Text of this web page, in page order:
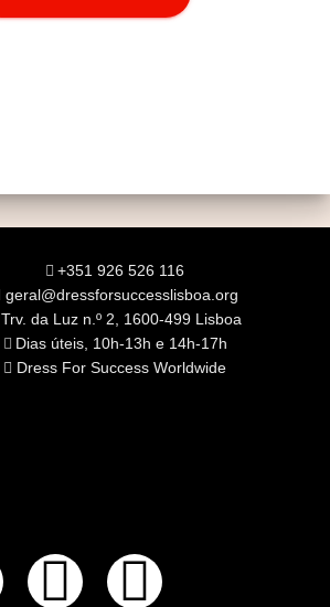
+351 926 526 116
geral@dressforsuccesslisboa.org
Trv. da Luz n.º 2, 1600-499 Lisboa
Dias úteis, 10h-13h e 14h-17h
Dress For Success Worldwide